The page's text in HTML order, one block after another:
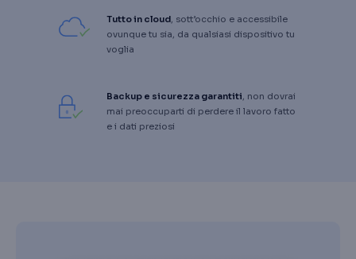
Tutto in cloud , sott’occhio e accessibile
ovunque tu sia, da qualsiasi dispositivo tu
voglia
Backup e sicurezza garantiti , non dovrai
mai preoccuparti di perdere il lavoro fatto
e i dati preziosi